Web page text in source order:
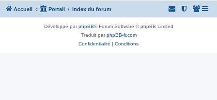
Accueil Portail Index du forum
Développé parphpBB® Forum Software © phpBB Limited
Traduit parphpBB-fr.com
Confidentialité | Conditions